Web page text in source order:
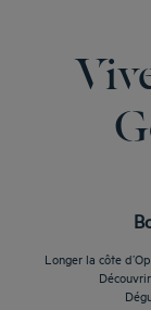
Longer la côte